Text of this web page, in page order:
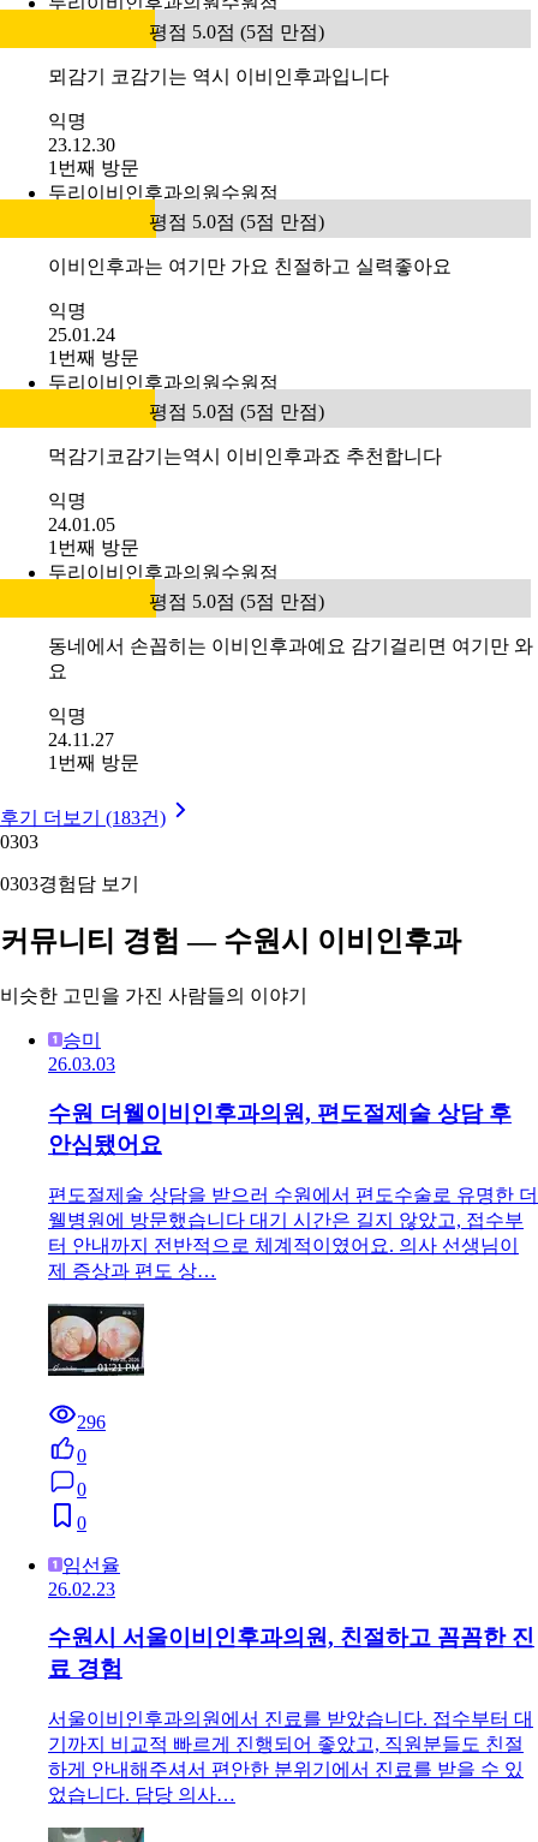
평점 5.0점 (5점 만점)
뫼감기 코감기는 역시 이비인후과입니다
익명
23.12.30
1번째 방문
두리이비인후과의원수원점
평점 5.0점 (5점 만점)
이비인후과는 여기만 가요 친절하고 실력좋아요
익명
25.01.24
1번째 방문
두리이비인후과의원수원점
평점 5.0점 (5점 만점)
먹감기코감기는역시 이비인후과죠 추천합니다
익명
24.01.05
1번째 방문
두리이비인후과의원수원점
평점 5.0점 (5점 만점)
동네에서 손꼽히는 이비인후과예요 감기걸리면 여기만 와
요
익명
24.11.27
1번째 방문
후기 더보기 (183건)
0303
0303경험담 보기
커뮤니티 경험 — 수원시 이비인후과
비슷한 고민을 가진 사람들의 이야기
승미
26.03.03
수원 더웰이비인후과의원, 편도절제술 상담 후
안심됐어요
편도절제술 상담을 받으러 수원에서 편도수술로 유명한 더
웰병원에 방문했습니다 대기 시간은 길지 않았고, 접수부
터 안내까지 전반적으로 체계적이였어요. 의사 선생님이
제 증상과 편도 상…
296
0
0
0
임선율
26.02.23
수원시 서울이비인후과의원, 친절하고 꼼꼼한 진
료 경험
서울이비인후과의원에서 진료를 받았습니다. 접수부터 대
기까지 비교적 빠르게 진행되어 좋았고, 직원분들도 친절
하게 안내해주셔서 편안한 분위기에서 진료를 받을 수 있
었습니다. 담당 의사…